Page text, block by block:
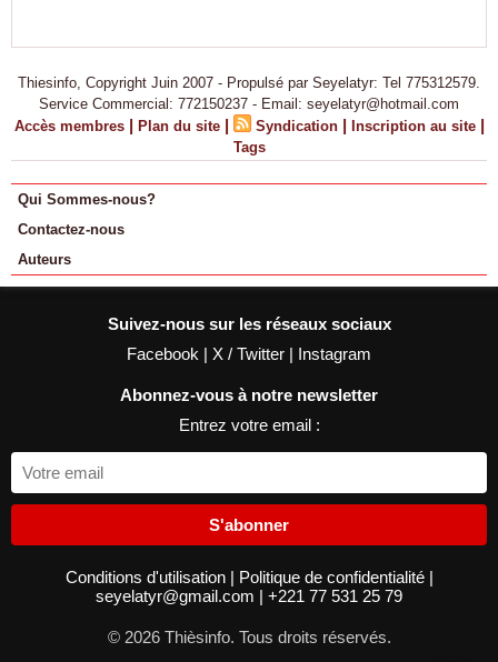
Thiesinfo, Copyright Juin 2007 - Propulsé par Seyelatyr: Tel 775312579.
Service Commercial: 772150237 - Email: seyelatyr@hotmail.com
Accès membres | Plan du site | Syndication | Inscription au site |
Tags
Qui Sommes-nous?
Contactez-nous
Auteurs
Suivez-nous sur les réseaux sociaux
Facebook | X / Twitter | Instagram
Abonnez-vous à notre newsletter
Entrez votre email :
S'abonner
Conditions d'utilisation | Politique de confidentialité |
seyelatyr@gmail.com | +221 77 531 25 79
© 2026 Thièsinfo. Tous droits réservés.